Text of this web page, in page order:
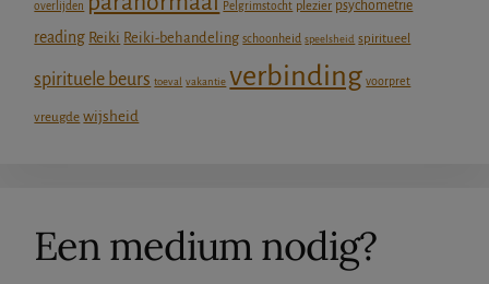
overlijden Pelgrimstocht plezier psychometrie
reading Reiki Reiki-behandeling schoonheid speelsheid spiritueel
spirituele beurs toeval vakantie verbinding voorpret
vreugde wijsheid
Een medium nodig?